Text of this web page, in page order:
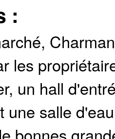
:
les
un hall
une salle